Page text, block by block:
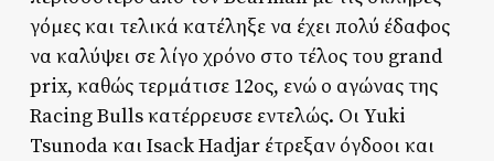
γόμες και τελικά κατέληξε να έχει πολύ έδαφος
να καλύψει σε λίγο χρόνο στο τέλος του grand
prix, καθώς τερμάτισε 12ος, ενώ ο αγώνας της
Racing Bulls κατέρρευσε εντελώς. Οι Yuki
Tsunoda και Isack Hadjar έτρεξαν όγδοοι και